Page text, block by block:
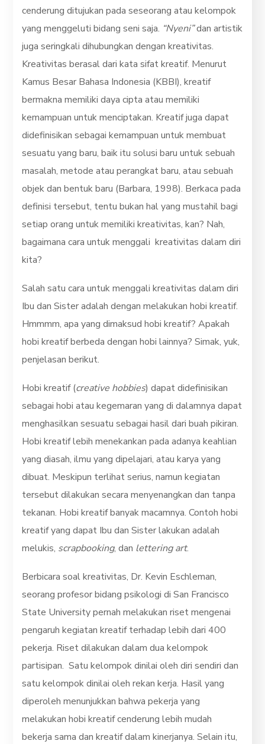
cenderung ditujukan pada seseorang atau kelompok
yang menggeluti bidang seni saja. “Nyeni”dan artistik
juga seringkali dihubungkan dengan kreativitas.
Kreativitas berasal dari kata sifat kreatif. Menurut
Kamus Besar Bahasa Indonesia (KBBI), kreatif
bermakna memiliki daya cipta atau memiliki
kemampuan untuk menciptakan. Kreatif juga dapat
didefinisikan sebagai kemampuan untuk membuat
sesuatu yang baru, baik itu solusi baru untuk sebuah
masalah, metode atau perangkat baru, atau sebuah
objek dan bentuk baru (Barbara, 1998). Berkaca pada
definisi tersebut, tentu bukan hal yang mustahil bagi
setiap orang untuk memiliki kreativitas, kan? Nah,
bagaimana cara untuk menggali kreativitas dalam diri
kita?
Salah satu cara untuk menggali kreativitas dalam diri
Ibu dan Sister adalah dengan melakukan hobi kreatif.
Hmmmm, apa yang dimaksud hobi kreatif? Apakah
hobi kreatif berbeda dengan hobi lainnya? Simak, yuk,
penjelasan berikut.
Hobi kreatif (creative hobbies) dapat didefinisikan
sebagai hobi atau kegemaran yang di dalamnya dapat
menghasilkan sesuatu sebagai hasil dari buah pikiran.
Hobi kreatif lebih menekankan pada adanya keahlian
yang diasah, ilmu yang dipelajari, atau karya yang
dibuat. Meskipun terlihat serius, namun kegiatan
tersebut dilakukan secara menyenangkan dan tanpa
tekanan. Hobi kreatif banyak macamnya. Contoh hobi
kreatif yang dapat Ibu dan Sister lakukan adalah
melukis, scrapbooking, dan lettering art.
Berbicara soal kreativitas, Dr. Kevin Eschleman,
seorang profesor bidang psikologi di San Francisco
State University pernah melakukan riset mengenai
pengaruh kegiatan kreatif terhadap lebih dari 400
pekerja. Riset dilakukan dalam dua kelompok
partisipan. Satu kelompok dinilai oleh diri sendiri dan
satu kelompok dinilai oleh rekan kerja. Hasil yang
diperoleh menunjukkan bahwa pekerja yang
melakukan hobi kreatif cenderung lebih mudah
bekerja sama dan kreatif dalam kinerjanya. Selain itu,